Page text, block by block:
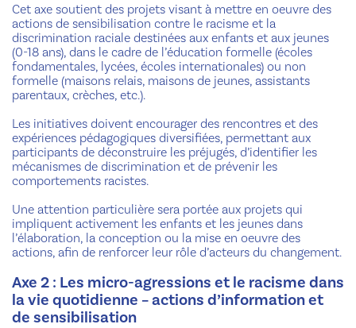
Cet axe soutient des projets visant à mettre en oeuvre des
actions de sensibilisation contre le racisme et la
discrimination raciale destinées aux enfants et aux jeunes
(0-18 ans), dans le cadre de l’éducation formelle (écoles
fondamentales, lycées, écoles internationales) ou non
formelle (maisons relais, maisons de jeunes, assistants
parentaux, crèches, etc.).
Les initiatives doivent encourager des rencontres et des
expériences pédagogiques diversifiées, permettant aux
participants de déconstruire les préjugés, d’identifier les
mécanismes de discrimination et de prévenir les
comportements racistes.
Une attention particulière sera portée aux projets qui
impliquent activement les enfants et les jeunes dans
l’élaboration, la conception ou la mise en oeuvre des
actions, afin de renforcer leur rôle d’acteurs du changement.
Axe 2 : Les micro-agressions et le racisme dans
la vie quotidienne – actions d’information et
de sensibilisation